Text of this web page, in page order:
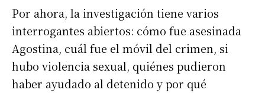
Por ahora, la investigación tiene varios
interrogantes abiertos: cómo fue asesinada
Agostina, cuál fue el móvil del crimen, si
hubo violencia sexual, quiénes pudieron
haber ayudado al detenido y por qué